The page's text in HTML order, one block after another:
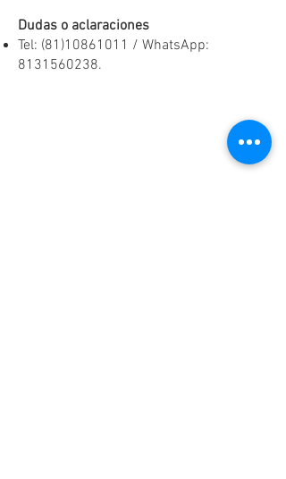
Dudas o aclaraciones
Tel: (81)10861011 / WhatsApp:
8131560238.